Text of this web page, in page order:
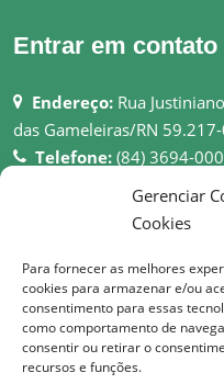
Gerenciar
Cookies
Para fornecer as melhores
cookies para armazenar e/ou
consentimento para essas
como comportamento de
consentir ou retirar o
recursos e funções.
Entrar em contato
Endereço: Rua
das Gameleiras/RN
Telefone: (84) 3694-
http://
Atendimento ao Público:
© Copyright 2017 Prefeitura